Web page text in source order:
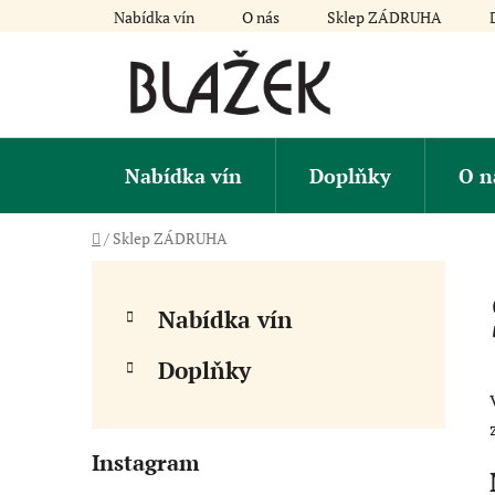
na
Nabídka vín O nás Sklep ZÁDRUHA
Nabídka vín Doplňky O
Domů
/ Sklep ZÁDRUHA
n
n
e
Nabídka vín
Doplňky
Instagram